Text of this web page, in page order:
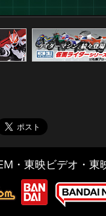
・東映ビデオ・